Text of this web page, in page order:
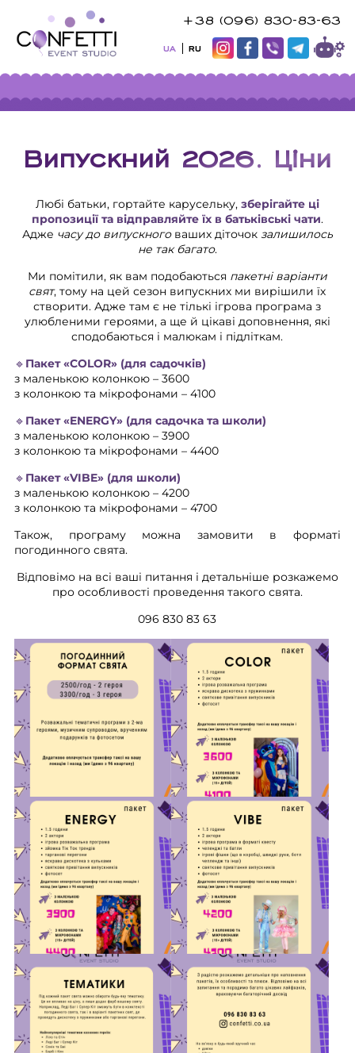
+38 (096) 830-83-63
UA RU
Випускний 2026. Ціни
Любі батьки, гортайте карусельку, зберігайте ці
пропозиції та відправляйте їх в батьківські чати.
Адже часу до випускноговаших діточокзалишилось
не так багато.
Ми помітили, як вам подобаються пакетні варіанти
свят, тому на цей сезон випускних ми вирішили їх
створити. Адже там є не тількі ігрова програма з
улюбленими героями, а ще й цікаві доповнення, які
сподобаються і малюкам і підліткам.
🔹Пакет «COLOR» (для садочків)
з маленькою колонкою – 3600
з колонкою та мікрофонами – 4100
🔹Пакет «ENERGY» (для садочка та школи)
з маленькою колонкою – 3900
з колонкою та мікрофонами – 4400
🔹Пакет «VIBE» (для школи)
з маленькою колонкою – 4200
з колонкою та мікрофонами – 4700
Також, програму можна замовити в форматі
погодинного свята.
Відповімо на всі ваші питання і детальніше розкажемо
про особливості проведення такого свята.
096 830 83 63